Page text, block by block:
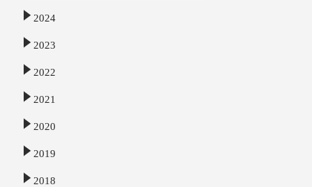
2024
2023
2022
2021
2020
2019
2018